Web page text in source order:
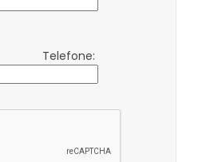
Telefone: